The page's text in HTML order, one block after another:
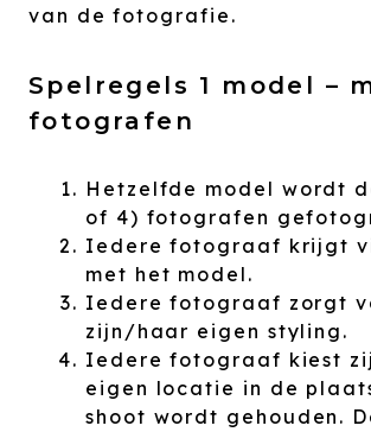
van de fotografie.
Spelregels 1 model –
fotografen
Hetzelfde model wordt
of 4) fotografen
Iedere fotograaf krijgt
met het model.
Iedere fotograaf zorgt
zijn/haar eigen styling.
Iedere fotograaf kiest
eigen locatie in de
shoot wordt gehouden.